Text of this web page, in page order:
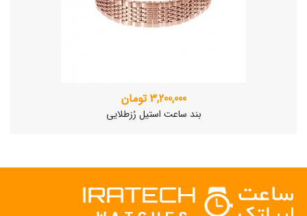
3,200,000 تومان
بند ساعت استیل رُزطلایی